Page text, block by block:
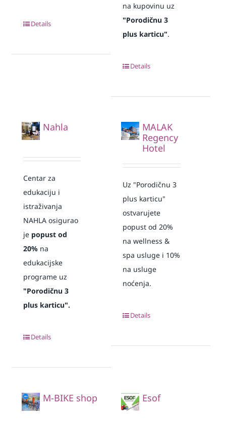
Details
na kupovinu uz
"Porodičnu 3
plus karticu".
Details
Nahla
Centar za
edukaciju i
istraživanja
NAHLA osigurao
je popust od
20% na
edukacijske
programe uz
"Porodičnu 3
plus karticu".
Details
MALAK
Regency
Hotel
Uz "Porodičnu 3
plus karticu"
ostvarujete
popust od 20%
na wellness &
spa usluge i 10%
na usluge
noćenja.
Details
M-BIKE shop Esof